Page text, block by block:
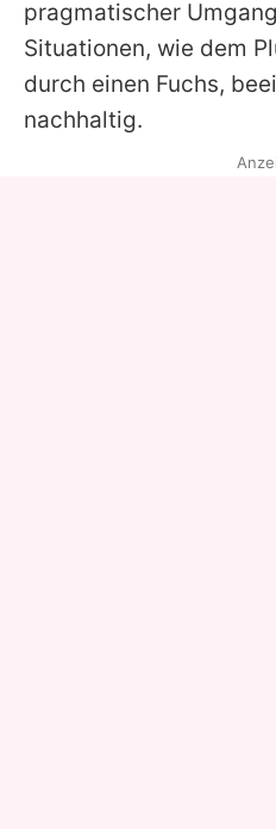
pragmatischer
Situationen, wie dem
durch einen Fuchs,
nachhaltig.